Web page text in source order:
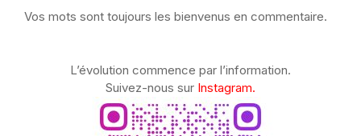
Vos mots sont toujours les bienvenus en commentaire.
L’évolution commence par l’information.
Suivez-nous sur Instagram.